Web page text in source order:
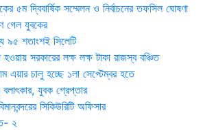
৫ম দ্বিবার্ষিক সম্মেলন ও নির্বাচনের তফসিল ঘোষণা
গেল যুবকের
৯৫ শতাংশই সিলেটি
হওয়ায় সরকারের লক্ষ লক্ষ টাকা রাজস্ব বঞ্চিত
এয়ার চালু হচ্ছে ১লা সেপ্টেম্বর হতে
বলাৎকার, যুবক গ্রেপ্তার
সিকিউরিটি অফিসার
২